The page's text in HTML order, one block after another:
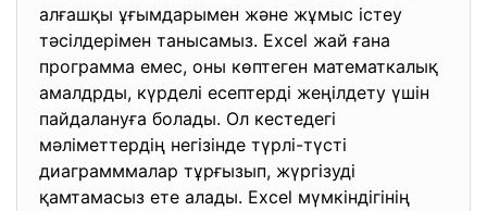
алғашқы ұғымдарымен және жұмыс істеу
тәсілдерімен танысамыз. Excel жай ғана
программа емес, оны көптеген математкалық
амалдрды, күрделі есептерді жеңілдету үшін
пайдалануға болады. Ол кестедегі
мәліметтердің негізінде түрлі-түсті
диаграмммалар тұрғызып, жүргізуді
қамтамасыз ете алады. Excel мүмкіндігінің